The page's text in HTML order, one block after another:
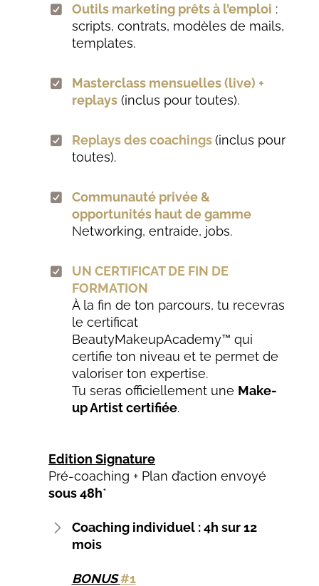
Outils marketing prêts à l’emploi :
scripts, contrats, modèles de mails,
templates.
Masterclass mensuelles (live) +
replays(inclus pour toutes).
Replays des coachings (inclus pour
toutes).
Communauté privée &
opportunités haut de gamme
Networking, entraide, jobs.
UN CERTIFICAT DE FIN DE
FORMATION
À la fin de ton parcours, tu recevras
le certificat
BeautyMakeupAcademy™ qui
certifie ton niveau et te permet de
valoriser ton expertise.
Tu seras officiellement une Make-
up Artist certifiée.
Edition Signature
Pré-coaching + Plan d’action envoyé
sous 48h*
Coaching individuel : 4h sur 12
mois
BONUS #1